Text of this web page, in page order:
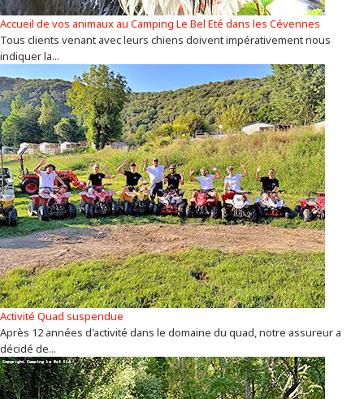
Accueil de vos animaux au Camping Le Bel Eté dans les Cévennes
Tous clients venant avec leurs chiens doivent impérativement nous
indiquer la...
Activité Quad suspendue
Après 12 années d'activité dans le domaine du quad, notre assureur a
décidé de...